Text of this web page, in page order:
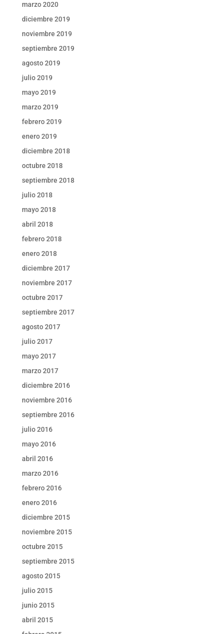
marzo 2020
diciembre 2019
noviembre 2019
septiembre 2019
agosto 2019
julio 2019
mayo 2019
marzo 2019
febrero 2019
enero 2019
diciembre 2018
octubre 2018
septiembre 2018
julio 2018
mayo 2018
abril 2018
febrero 2018
enero 2018
diciembre 2017
noviembre 2017
octubre 2017
septiembre 2017
agosto 2017
julio 2017
mayo 2017
marzo 2017
diciembre 2016
noviembre 2016
septiembre 2016
julio 2016
mayo 2016
abril 2016
marzo 2016
febrero 2016
enero 2016
diciembre 2015
noviembre 2015
octubre 2015
septiembre 2015
agosto 2015
julio 2015
junio 2015
abril 2015